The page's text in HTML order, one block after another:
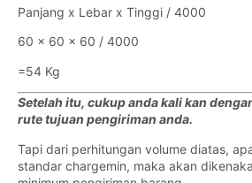
Panjang x Lebar x Tinggi / 4000
60 x 60 x 60 / 4000
=54 Kg
Setelah itu, cukup anda kali kan
rute tujuan pengiriman anda.
Tapi dari perhitungan volume diatas,
standar chargemin, maka akan